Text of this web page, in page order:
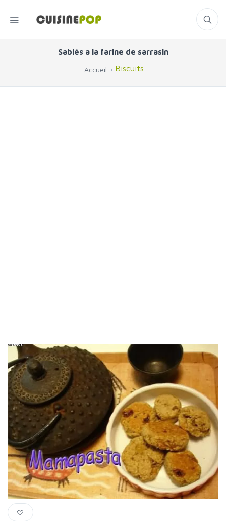
Sablés a la farine de sarrasin
Accueil Biscuits